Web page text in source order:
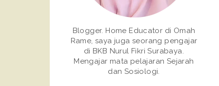
Blogger. Home Educator di Omah
Rame, saya juga seorang pengajar
di BKB Nurul Fikri Surabaya.
Mengajar mata pelajaran Sejarah
dan Sosiologi.